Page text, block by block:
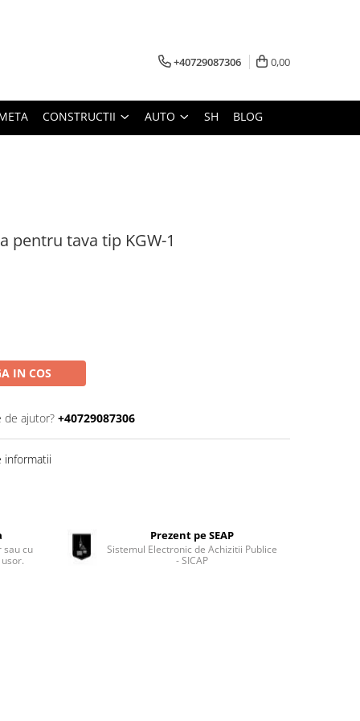
+40729087306 0,00
CONSTRUCTII AUTO SH BLOG
pentru tava tip KGW-1
IN COS
de ajutor? +40729087306
informatii
sau cu
Prezent pe SEAP
Sistemul Electronic de Achizitii Publice
- SICAP